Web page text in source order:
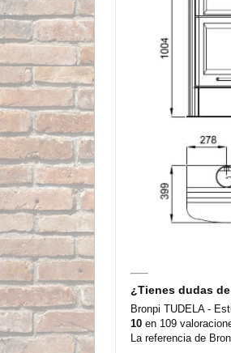
¿Tienes dudas
Bronpi TUDELA -
10 en 109
La referencia de